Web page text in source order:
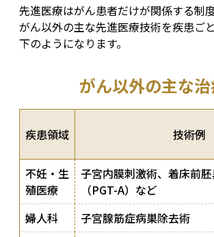
先進医療はがん患者だけが関係する制
がん以外の主な先進医療技術を疾患ご
下のようになります。
疾患領域 技術例
不妊・生
殖医療
子宮内膜刺激術、着床前
（PGT-A）など
婦人科
子宮腺筋症病巣除去術
がん以外の主な